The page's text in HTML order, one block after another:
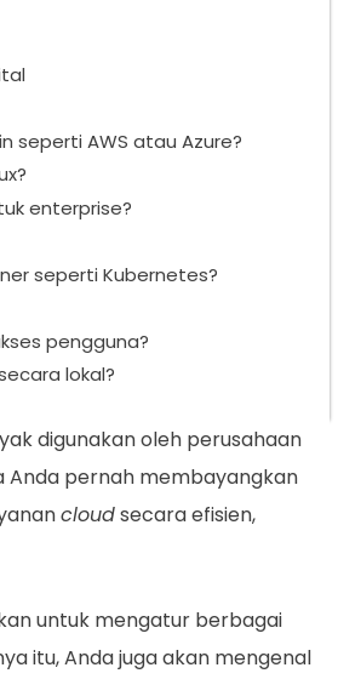
seperti AWS atau Azure?
enterprise?
seperti Kubernetes?
pengguna?
lokal?
digunakan oleh perusahaan
Anda pernah membayangkan
cloudsecara efisien,
untuk mengatur berbagai
itu, Anda juga akan mengenal